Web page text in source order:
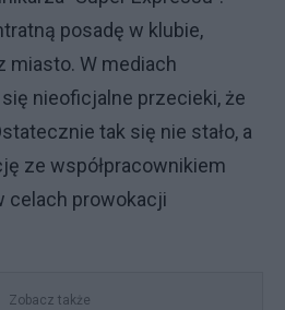
posadę w klubie,
miasto. W mediach
nieoficjalne przecieki, że
tak się nie stało, a
ze współpracownikiem
celach prowokacji
Zobacz także